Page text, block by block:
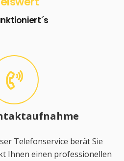
Telefonservice berät Sie
Ihnen einen professionellen